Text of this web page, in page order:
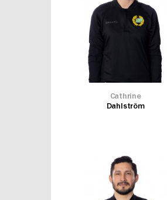
Cathrine
Dahlström